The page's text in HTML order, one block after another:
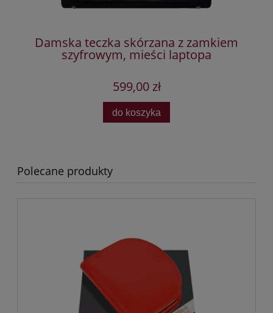
Damska teczka skórzana z zamkiem
szyfrowym, mieści laptopa
599,00 zł
do koszyka
Polecane produkty